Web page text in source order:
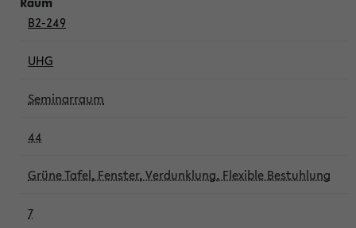
B2-249
UHG
Seminarraum
44
Grüne Tafel, Fenster, Verdunklung, Flexible Bestuhlung
7